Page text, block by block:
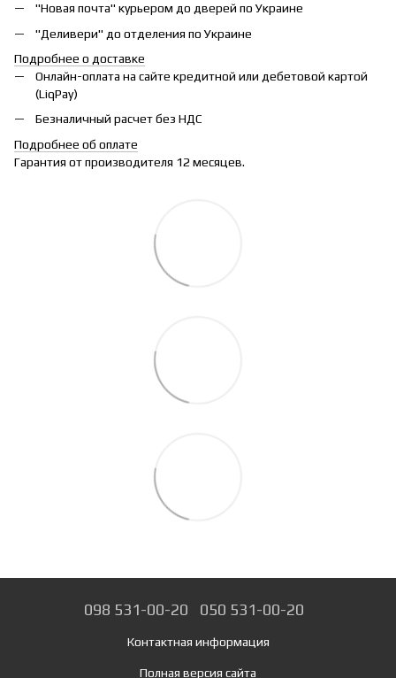
"Новая почта" курьером до дверей по Украине
"Деливери" до отделения по Украине
Подробнее о доставке
Онлайн-оплата на сайте кредитной или дебетовой картой
(LiqPay)
Безналичный расчет без НДС
Подробнее об оплате
Гарантия от производителя 12 месяцев.
098 531-00-20 050 531-00-20
Контактная информация
Полная версия сайта